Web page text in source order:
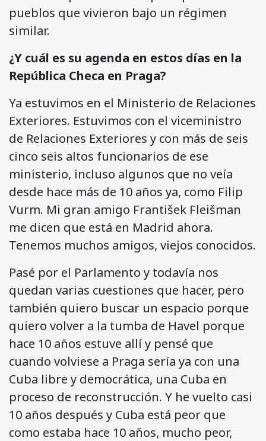
pueblos que vivieron bajo un régimen
similar.
¿Y cuál es su agenda en estos días en la
República Checa en Praga?
Ya estuvimos en el Ministerio de Relaciones
Exteriores. Estuvimos con el viceministro
de Relaciones Exteriores y con más de seis
cinco seis altos funcionarios de ese
ministerio, incluso algunos que no veía
desde hace más de 10 años ya, como Filip
Vurm. Mi gran amigo František Fleišman
me dicen que está en Madrid ahora.
Tenemos muchos amigos, viejos conocidos.
Pasé por el Parlamento y todavía nos
quedan varias cuestiones que hacer, pero
también quiero buscar un espacio porque
quiero volver a la tumba de Havel porque
hace 10 años estuve allí y pensé que
cuando volviese a Praga sería ya con una
Cuba libre y democrática, una Cuba en
proceso de reconstrucción. Y he vuelto casi
10 años después y Cuba está peor que
como estaba hace 10 años, mucho peor,